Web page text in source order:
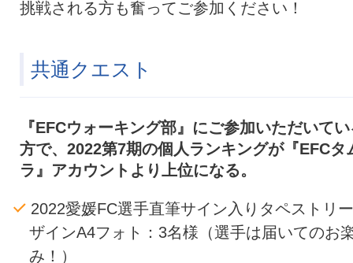
挑戦される方も奮ってご参加ください！
共通クエスト
『EFCウォーキング部』にご参加いただいて
方で、2022第7期の個人ランキングが『EFCタ
ラ』アカウントより上位になる。
2022愛媛FC選手直筆サイン入りタペストリ
ザインA4フォト：3名様（選手は届いてのお
み！）